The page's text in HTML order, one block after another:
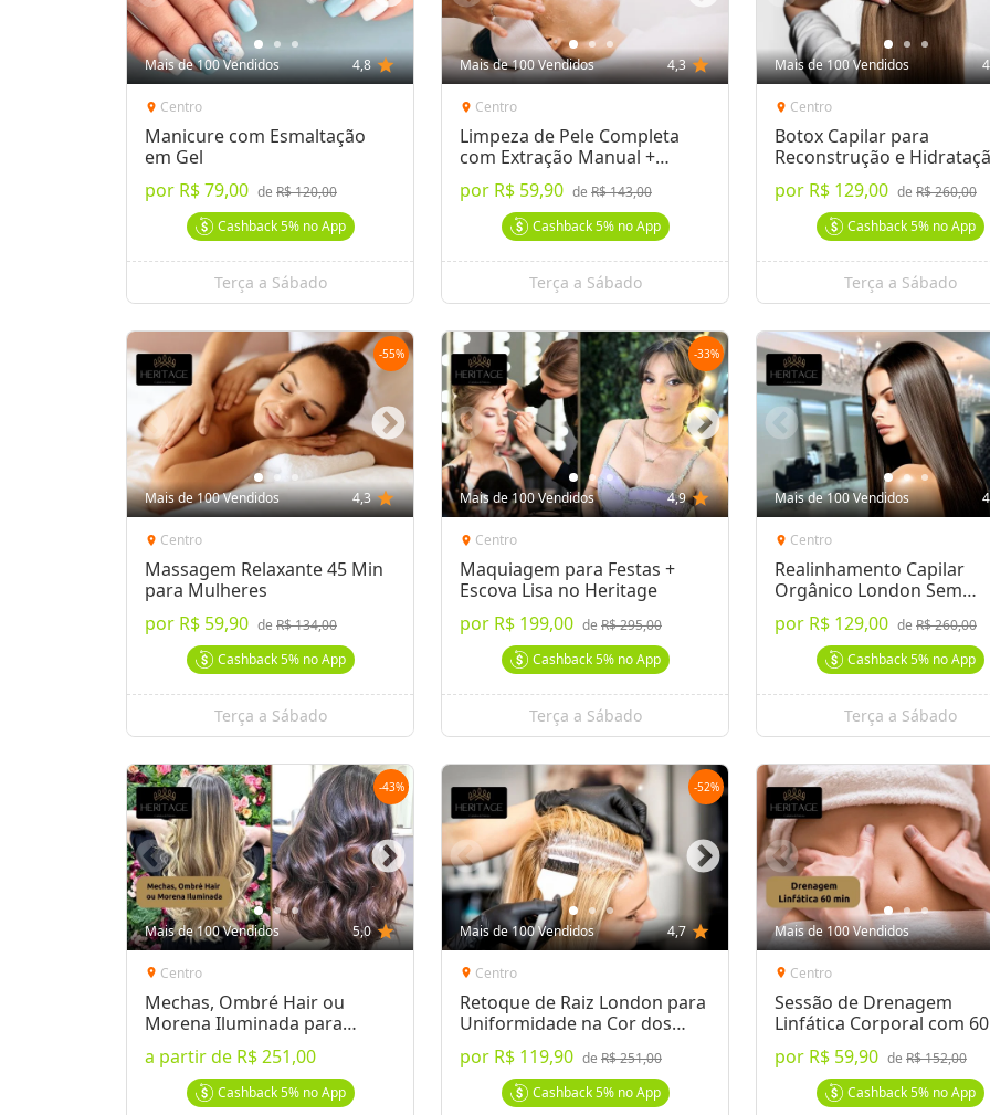
Mais de 100 Vendidos 4,8 star
location_on Centro
Manicure com Esmaltação
em Gel
por R$ 79,00 de R$ 120,00
Cashback5%no App
Terça a Sábado
Mais de 100 Vendidos 4,3 star
location_on Centro
Limpeza de Pele Completa
com Extração Manual +
Peeling
por R$ 59,90 de R$ 143,00
Cashback5%no App
Terça a Sábado
Mais de 100 Vendidos
location_on Centro
Botox Capilar para
Reconstrução e
Profunda dos Fios
por R$ 129,00 de R$ 260,00
Cashback5%no App
Terça a Sábado
-55%
Mais de 100 Vendidos 4,3 star
location_on Centro
Massagem Relaxante 45 Min
para Mulheres
por R$ 59,90 de R$ 134,00
Cashback5%no App
Terça a Sábado
-33%
Mais de 100 Vendidos 4,9 star
location_on Centro
Maquiagem para Festas +
Escova Lisa no Heritage
por R$ 199,00 de R$ 295,00
Cashback5%no App
Terça a Sábado
Mais de 100 Vendidos
location_on Centro
Realinhamento Capilar
Orgânico London Sem
Formol
por R$ 129,00 de R$ 260,00
Cashback5%no App
Terça a Sábado
-43%
Mais de 100 Vendidos 5,0 star
location_on Centro
Mechas, Ombré Hair ou
Morena Iluminada para
Renovar o Visual
a partir de R$ 251,00
Cashback5%no App
-52%
Mais de 100 Vendidos 4,7 star
location_on Centro
Retoque de Raiz London para
Uniformidade na Cor dos
Cabelos
por R$ 119,90 de R$ 251,00
Cashback5%no App
Mais de 100 Vendidos
location_on Centro
Sessão de Drenagem
Linfática Corporal com
por R$ 59,90 de R$ 152,00
Cashback5%no App